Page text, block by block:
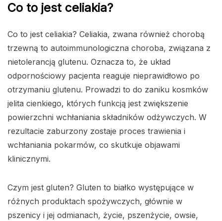
Co to jest celiakia?
Co to jest celiakia? Celiakia, zwana również chorobą
trzewną to autoimmunologiczna choroba, związana z
nietolerancją glutenu. Oznacza to, że układ
odpornościowy pacjenta reaguje nieprawidłowo po
otrzymaniu glutenu. Prowadzi to do zaniku kosmków
jelita cienkiego, których funkcją jest zwiększenie
powierzchni wchłaniania składników odżywczych. W
rezultacie zaburzony zostaje proces trawienia i
wchłaniania pokarmów, co skutkuje objawami
klinicznymi.
Czym jest gluten? Gluten to białko występujące w
różnych produktach spożywczych, głównie w
pszenicy i jej odmianach, życie, pszenżycie, owsie,